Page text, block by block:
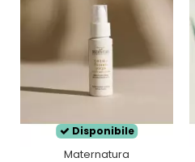
Disponibile
Maternatura